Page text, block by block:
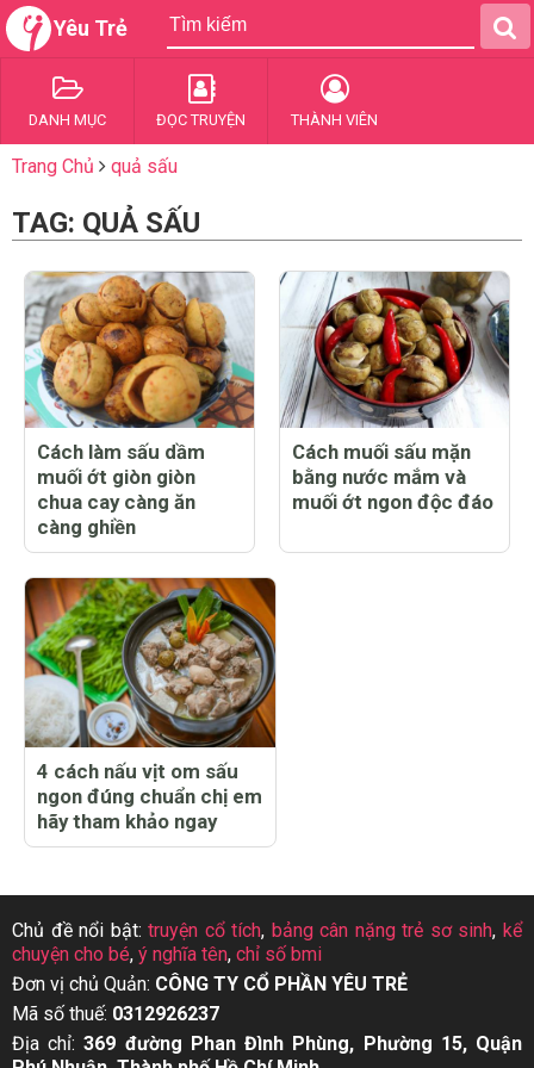
Yêu Trẻ
DANH MỤC ĐỌC TRUYỆN THÀNH VIÊN
Trang Chủ quả sấu
TAG: QUẢ SẤU
Cách làm sấu dầm
muối ớt giòn giòn
chua cay càng ăn
càng ghiền
Cách muối sấu mặn
bằng nước mắm và
muối ớt ngon độc đáo
4 cách nấu vịt om sấu
ngon đúng chuẩn chị em
hãy tham khảo ngay
Chủ đề nổi bật:truyện cổ tích, bảng cân nặng trẻ sơ sinh, kể
chuyện cho bé, ý nghĩa tên, chỉ số bmi
Đơn vị chủ Quản: CÔNG TY CỔ PHẦN YÊU TRẺ
Mã số thuế: 0312926237
Địa chỉ:369 đường Phan Đình Phùng, Phường 15, Quận